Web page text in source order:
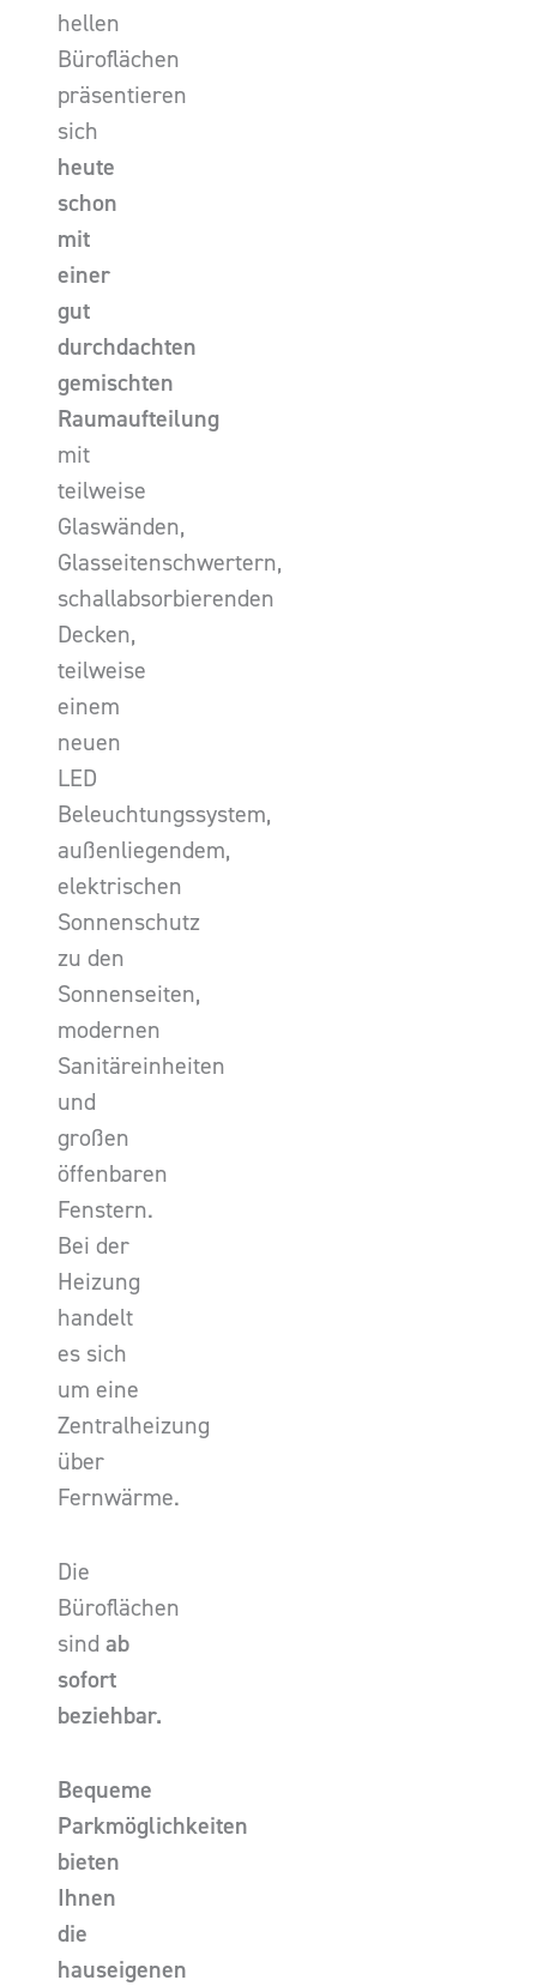
hellen
Büroflächen
präsentieren
sich
heute
schon
mit
einer
gut
durchdachten
gemischten
Raumaufteilung
mit
teilweise
Glaswänden,
Glasseitenschwertern,
schallabsorbierenden
Decken,
teilweise
einem
neuen
LED
Beleuchtungssystem,
außenliegendem,
elektrischen
Sonnenschutz
zu den
Sonnenseiten,
modernen
Sanitäreinheiten
und
großen
öffenbaren
Fenstern.
Bei der
Heizung
handelt
es sich
um eine
Zentralheizung
über
Fernwärme.
Die
Büroflächen
sind ab
sofort
beziehbar.
Bequeme
Parkmöglichkeiten
bieten
Ihnen
die
hauseigenen